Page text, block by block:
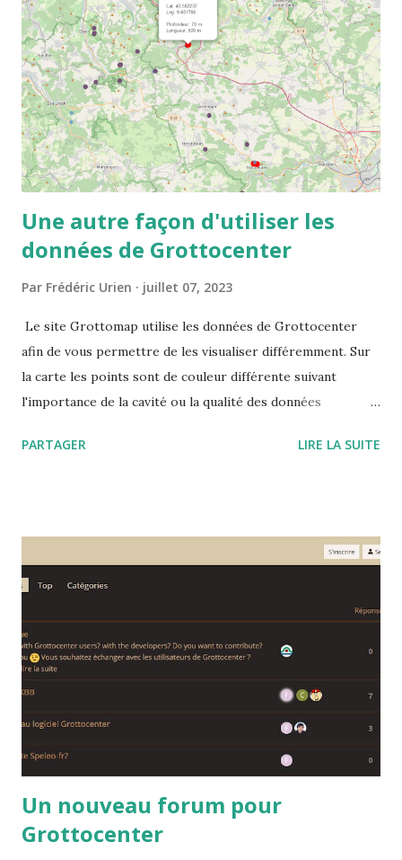
Une autre façon d'utiliser les
données de Grottocenter
Par Frédéric Urien juillet 07, 2023
Le site Grottomap utilise les données de Grottocenter
afin de vous permettre de les visualiser différemment. Sur
la carte les points sont de couleur différente suivant
l'importance de la cavité ou la qualité des données
détaillées mais également les cavités à proximité ou des
PARTAGER LIRE LA SUITE
Un nouveau forum pour
Grottocenter